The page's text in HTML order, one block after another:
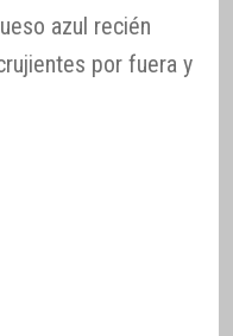
azul recién
por fuera y